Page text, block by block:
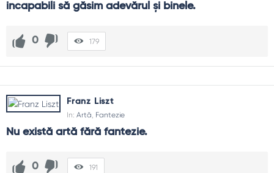
incapabili să găsim adevărul şi binele.
0 179
Franz Liszt
In: Artă, Fantezie
Nu există artă fără fantezie.
0 191